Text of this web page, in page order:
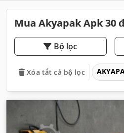
Mua Akyapak Apk 30
Bộ lọc
Xóa tất cả bộ lọc